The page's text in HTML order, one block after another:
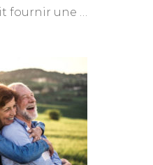
fournir une …